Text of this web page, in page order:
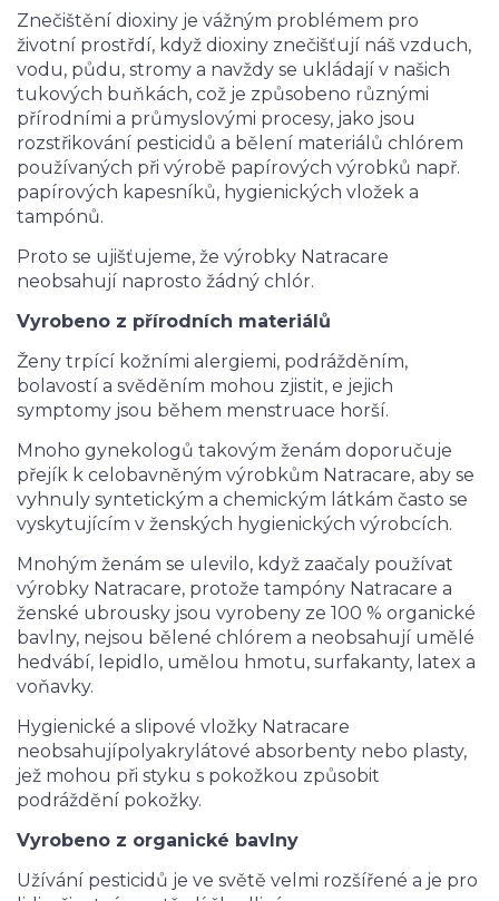
Znečištění dioxiny je vážným problémem pro
životní prostřdí, když dioxiny znečišťují náš vzduch,
vodu, půdu, stromy a navždy se ukládají v našich
tukových buňkách, což je způsobeno různými
přírodními a průmyslovými procesy, jako jsou
rozstřikování pesticidů a bělení materiálů chlórem
používaných při výrobě papírových výrobků např.
papírových kapesníků, hygienických vložek a
tampónů.
Proto se ujišťujeme, že výrobky Natracare
neobsahují naprosto žádný chlór.
Vyrobeno z přírodních materiálů
Ženy trpící kožními alergiemi, podrážděním,
bolavostí a svěděním mohou zjistit, e jejich
symptomy jsou během menstruace horší.
Mnoho gynekologů takovým ženám doporučuje
přejík k celobavněným výrobkům Natracare, aby se
vyhnuly syntetickým a chemickým látkám často se
vyskytujícím v ženských hygienických výrobcích.
Mnohým ženám se ulevilo, když zaačaly používat
výrobky Natracare, protože tampóny Natracare a
ženské ubrousky jsou vyrobeny ze 100 % organické
bavlny, nejsou bělené chlórem a neobsahují umělé
hedvábí, lepidlo, umělou hmotu, surfakanty, latex a
voňavky.
Hygienické a slipové vložky Natracare
neobsahujípolyakrylátové absorbenty nebo plasty,
jež mohou při styku s pokožkou způsobit
podráždění pokožky.
Vyrobeno z organické bavlny
Užívání pesticidů je ve světě velmi rozšířené a je pro